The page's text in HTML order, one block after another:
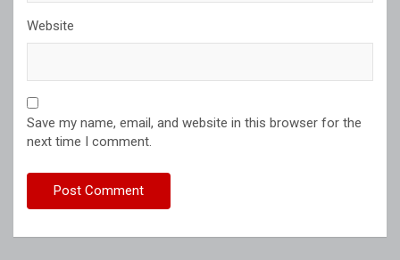
Website
Save my name, email, and website in this browser for the
next time I comment.